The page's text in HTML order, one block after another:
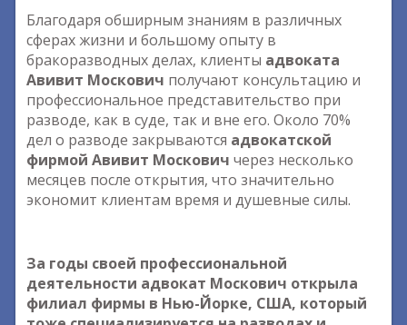
Благодаря обширным знаниям в различных
сферах жизни и большому опыту в
бракоразводных делах, клиенты адвоката
Авивит Москович получают консультацию и
профессиональное представительство при
разводе, как в суде, так и вне его. Около 70%
дел о разводе закрываются адвокатской
фирмой Авивит Москович через несколько
месяцев после открытия, что значительно
экономит клиентам время и душевные силы.
За годы своей профессиональной
деятельности адвокат Москович открыла
филиал фирмы в Нью-Йорке, США, который